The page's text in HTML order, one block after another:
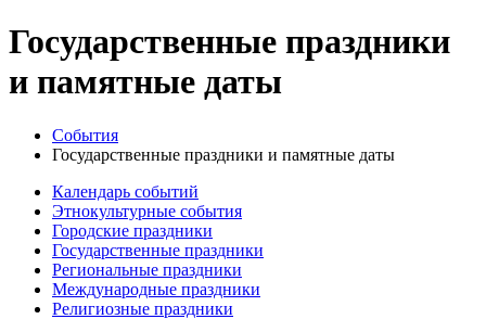
Государственные праздники
и памятные даты
События
Государственные праздники и памятные даты
Календарь событий
Этнокультурные события
Городские праздники
Государственные праздники
Региональные праздники
Международные праздники
Религиозные праздники